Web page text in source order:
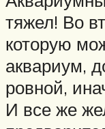
тяжел! Во
которую
аквариум,
ровной,
И все же